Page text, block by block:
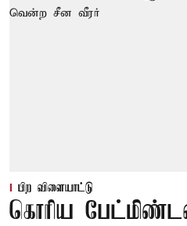
பிற விளையாட்டு
கொரிய